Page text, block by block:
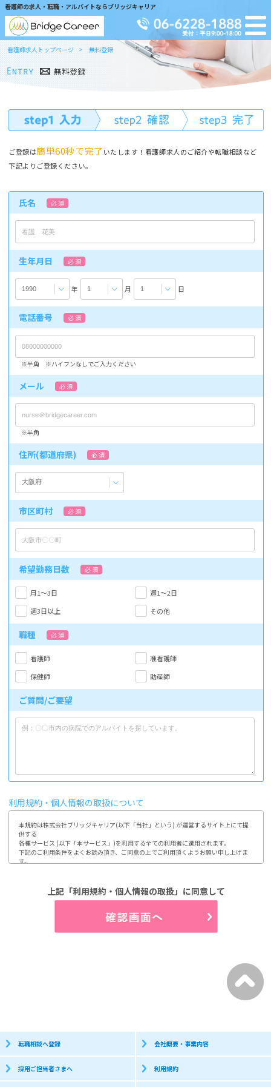
看護師の求人・転職・アルバイトならブリッジキャリア
看護師求人トップページ 無料登録
無料登録
ご登録は簡単60秒で完了いたします！看護師求人のご紹介や転職相談など
下記よりご登録ください。
氏名 必 須
生年月日 必 須
年 月 日
電話番号 必 須
※半角 ※ハイフンなしでご入力ください
メール 必 須
※半角
住所(都道府県) 必 須
市区町村 必 須
希望勤務日数 必 須
月1～3日
週1～2日
週3日以上
その他
職種 必 須
看護師
准看護師
保健師
助産師
ご質問/ご要望
利用規約・個人情報の取扱について
本規約は株式会社ブリッジキャリア(以下「当社」という) が運営するサイト上にて提
供する
各種サービス (以下「本サービス」)を利用する全ての利用者に適用されます。
下記のご利用条件をよくお読み頂き、ご同意の上でご利用頂くようお願い申し上げま
す。
1.第1条 利用及び登録
利用登録やお申込みは、当社が定める方法によって行って頂きます。
又、登録情報に変更が発生した場合、速やかに登録内容を修正するものとします。
(1)開示などのご請求のお申し出先
2.第2条 個人情報の取り扱い
利用者は、当社のサービス利用にあたって以下の行為を行わないものとします。
(7)有害なコンピュータプログラム等を送信又は他者に提供する行為
(8)他者に対して、無断で広告、宣伝、勧誘などを行う行為
株式会社ブリッジキャリアは、利用者皆様の個人情報取り扱いについて、以下の通り
お知らせします。
上記「利用規約・個人情報の取扱」に同意して
転職相談へ登録 会社概要・事業内容
採用ご担当者さまへ 利用規約